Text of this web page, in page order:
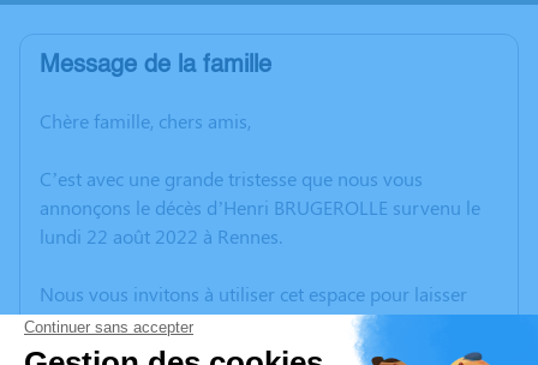
Message de la famille
Chère famille, chers amis,
C’est avec une grande tristesse que nous vous
annonçons le décès d’Henri BRUGEROLLE survenu le
lundi 22 août 2022 à Rennes.
Nous vous invitons à utiliser cet espace pour laisser
vos condoléances, partager des photos souvenirs, une
anecdote ou exprimer vos pensées à travers des